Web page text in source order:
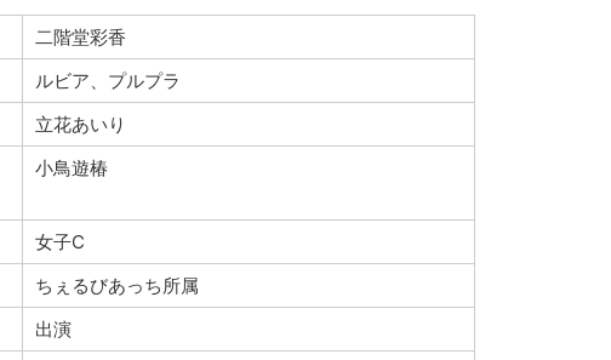
二階堂彩香
ルビア、プルプラ
立花あいり
小鳥遊椿
女子C
ちぇるびあっち所属
出演